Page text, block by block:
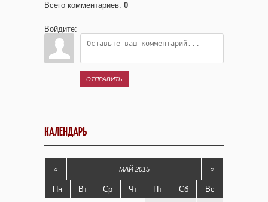
Всего комментариев: 0
Войдите:
ОТПРАВИТЬ
КАЛЕНДАРЬ
« МАЙ 2015 »
Пн Вт Ср Чт Пт Сб Вс